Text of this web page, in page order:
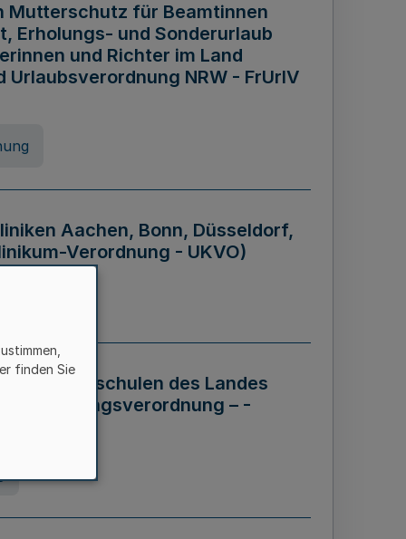
Mutterschutz für Beamtinnen
Erholungs- und Sonderurlaub
und Richter im Land
NRW - FrUrlV
Aachen, Bonn, Düsseldorf,
Verordnung - UKVO)
der Hochschulen des Landes
– -
finden Sie